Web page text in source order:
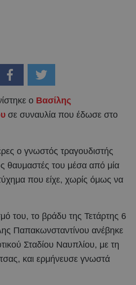
ο Βασίλης
σε συναυλία που έδωσε στο
ο γνωστός τραγουδιστής
θαυμαστές του μέσα από μία
που είχε, χωρίς όμως να
του, το βράδυ της Τετάρτης 6
Παπακωνσταντίνου ανέβηκε
Σταδίου Ναυπλίου, με τη
και ερμήνευσε γνωστά